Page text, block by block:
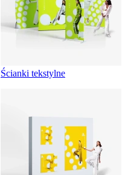
Ścianki tekstylne